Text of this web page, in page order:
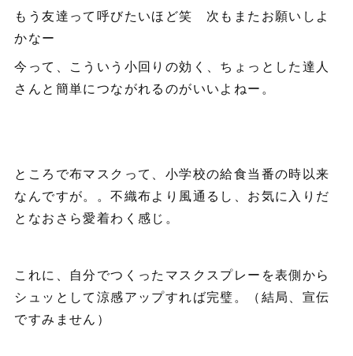
もう友達って呼びたいほど笑 次もまたお願いしよ
かなー
今って、こういう小回りの効く、ちょっとした達人
さんと簡単につながれるのがいいよねー。
ところで布マスクって、小学校の給食当番の時以来
なんですが。。不織布より風通るし、お気に入りだ
となおさら愛着わく感じ。
これに、自分でつくったマスクスプレーを表側から
シュッとして涼感アップすれば完璧。（結局、宣伝
ですみません）